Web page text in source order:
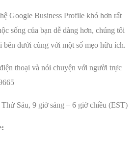
Google Business Profile khó hơn rất
sống của bạn dễ dàng hơn, chúng tôi
bên dưới cùng với một số mẹo hữu ích.
thoại và nói chuyện với người trực
Sáu, 9 giờ sáng – 6 giờ chiều (EST)